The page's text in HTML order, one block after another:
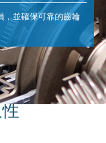
，並確保可靠的齒輪